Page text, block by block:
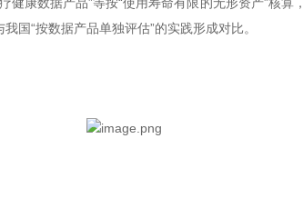
国“按数据产品单独评估”的实践形成对比。